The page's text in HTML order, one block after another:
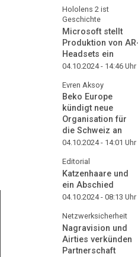
Hololens 2 ist
Geschichte
Microsoft stellt
Produktion von
Headsets ein
04.10.2024 - 14:46 Uhr
Evren Aksoy
Beko Europe
kündigt neue
Organisation für
die Schweiz an
04.10.2024 - 14:01 Uhr
Editorial
Katzenhaare und
ein Abschied
04.10.2024 - 08:13 Uhr
Netzwerksicherheit
Nagravision und
Airties verkünden
Partnerschaft